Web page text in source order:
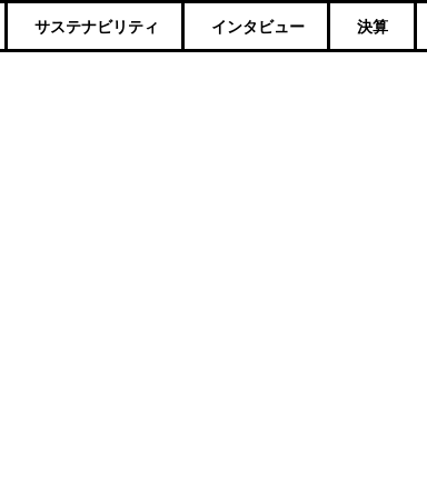
サステナビリティ インタビュー 決算